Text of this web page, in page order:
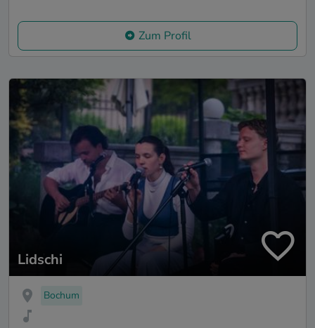
Zum Profil
Lidschi
Bochum